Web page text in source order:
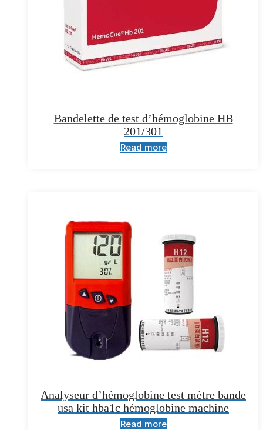
Bandelette de test d’hémoglobine HB
201/301
Read more
Analyseur d’hémoglobine test mètre bande
usa kit hba1c hémoglobine machine
Read more